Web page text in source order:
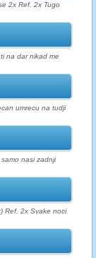
2x Ref. 2x Tugo
na dar nikad me
umrecu na tudji
nasi zadnji
Ref. 2x Svake noci